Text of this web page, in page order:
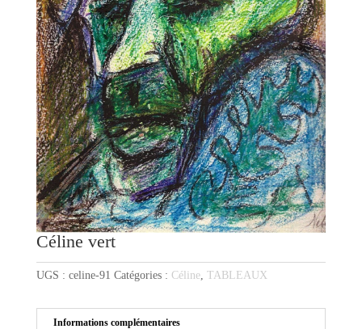
Céline vert
UGS : celine-91 Catégories : Céline, TABLEAUX
Informations complémentaires